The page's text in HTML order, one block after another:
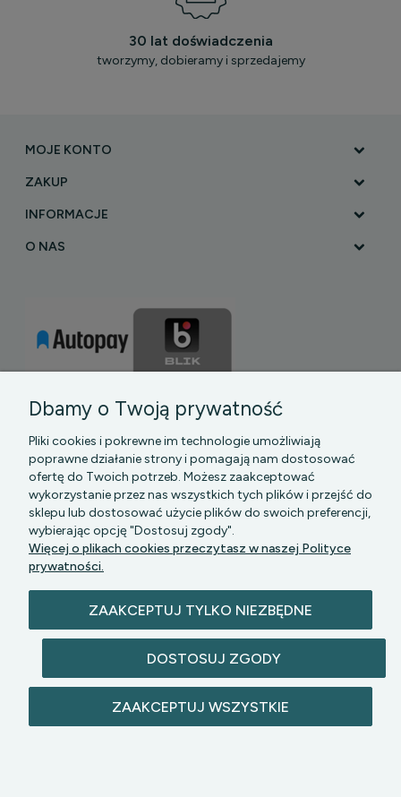
30 lat doświadczenia
tworzymy, dobieramy i sprzedajemy
MOJE KONTO
ZAKUP
INFORMACJE
O NAS
PGK MAZOWSZE SP Z O.O.|| Bartycka 24-210B,
00-716 WARSZAWA, woj. mazowieckie || NIP:
zastrzeżone.
Dbamy o Twoją prywatność
Pliki cookies i pokrewne im technologie umożliwiają
poprawne działanie strony i pomagają nam dostosować
ofertę do Twoich potrzeb. Możesz zaakceptować
wykorzystanie przez nas wszystkich tych plików i przejść do
sklepu lub dostosować użycie plików do swoich preferencji,
wybierając opcję "Dostosuj zgody".
Więcej o plikach cookies przeczytasz w naszej Polityce
prywatności.
ZAAKCEPTUJ TYLKO NIEZBĘDNE
DOSTOSUJ ZGODY
ZAAKCEPTUJ WSZYSTKIE